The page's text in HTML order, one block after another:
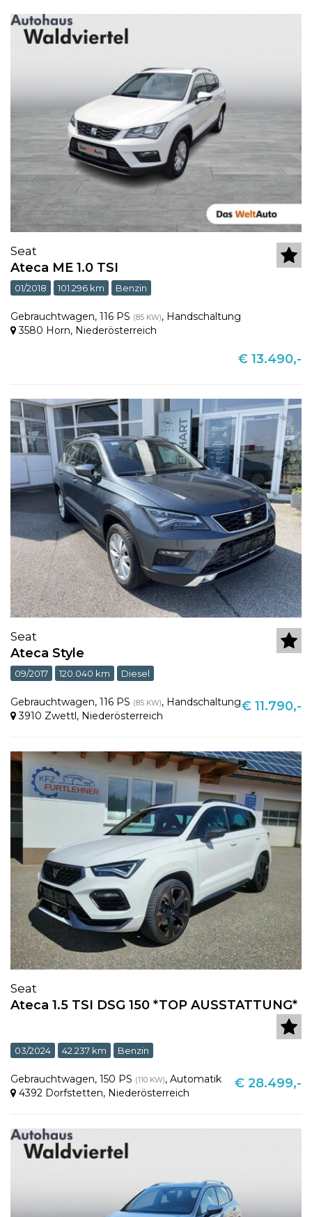
Seat
Ateca ME 1.0 TSI
01/2018 101.296 km Benzin
Gebrauchtwagen, 116 PS (85 KW), Handschaltung
3580 Horn, Niederösterreich
€ 13.490,-
Seat
Ateca Style
09/2017 120.040 km Diesel
Gebrauchtwagen, 116 PS (85 KW), Handschaltung
3910 Zwettl, Niederösterreich
€ 11.790,-
Seat
Ateca 1.5 TSI DSG 150 *TOP AUSSTATTUNG*
03/2024 42.237 km Benzin
Gebrauchtwagen, 150 PS (110 KW), Automatik
4392 Dorfstetten, Niederösterreich
€ 28.499,-